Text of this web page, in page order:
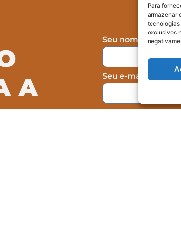
Para
armazenar
tecnologias
exclusivos
A
Seu nome
Seu e-mail
Seu telefone